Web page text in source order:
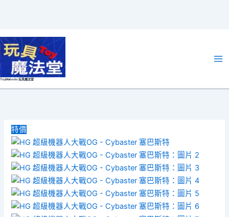
跳
至
主
內
ToyMahodo 玩具魔法堂
特價